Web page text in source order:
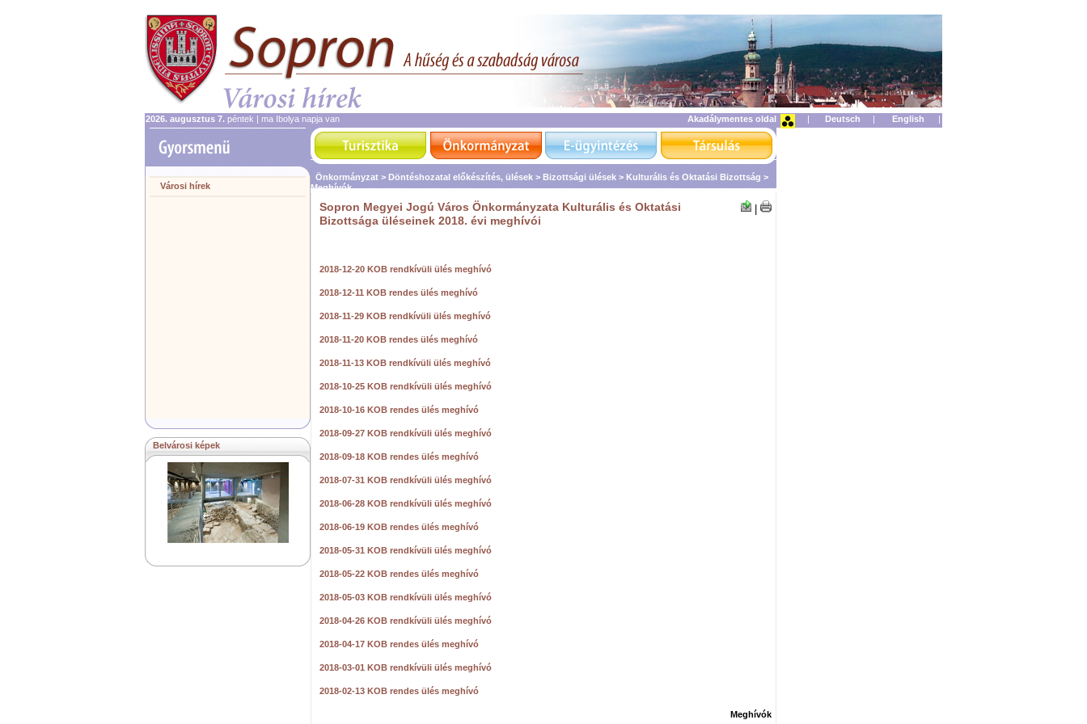
2026. augusztus 7. péntek | ma Ibolya napja van | | |
Akadálymentes oldal
Városi hírek
Belvárosi képek
Önkormányzat > Döntéshozatal előkészítés, ülések > Bizottsági ülések > Kulturális és Oktatási Bizottság >
Meghívók
Sopron Megyei Jogú Város Önkormányzata Kulturális és Oktatási
Bizottsága üléseinek 2018. évi meghívói
2018-12-20 KOB rendkívüli ülés meghívó
2018-12-11 KOB rendes ülés meghívó
2018-11-29 KOB rendkívüli ülés meghívó
2018-11-20 KOB rendes ülés meghívó
2018-11-13 KOB rendkívüli ülés meghívó
2018-10-25 KOB rendkívüli ülés meghívó
2018-10-16 KOB rendes ülés meghívó
2018-09-27 KOB rendkívüli ülés meghívó
2018-09-18 KOB rendes ülés meghívó
2018-07-31 KOB rendkívüli ülés meghívó
2018-06-28 KOB rendkívüli ülés meghívó
2018-06-19 KOB rendes ülés meghívó
2018-05-31 KOB rendkívüli ülés meghívó
2018-05-22 KOB rendes ülés meghívó
2018-05-03 KOB rendkívüli ülés meghívó
2018-04-26 KOB rendkívüli ülés meghívó
2018-04-17 KOB rendes ülés meghívó
2018-03-01 KOB rendkívüli ülés meghívó
2018-02-13 KOB rendes ülés meghívó
Meghívók